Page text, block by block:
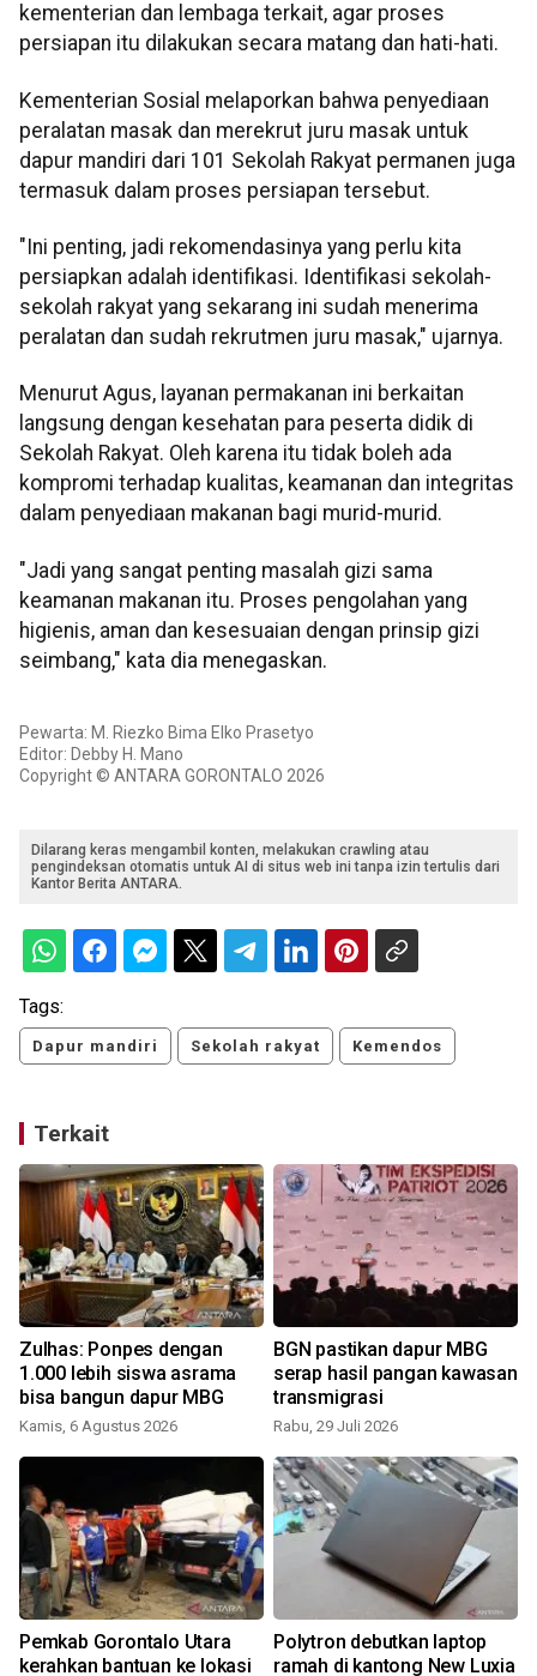
kementerian dan lembaga terkait, agar proses
persiapan itu dilakukan secara matang dan hati-hati.
Kementerian Sosial melaporkan bahwa penyediaan
peralatan masak dan merekrut juru masak untuk
dapur mandiri dari 101 Sekolah Rakyat permanen juga
termasuk dalam proses persiapan tersebut.
"Ini penting, jadi rekomendasinya yang perlu kita
persiapkan adalah identifikasi. Identifikasi sekolah-
sekolah rakyat yang sekarang ini sudah menerima
peralatan dan sudah rekrutmen juru masak," ujarnya.
Menurut Agus, layanan permakanan ini berkaitan
langsung dengan kesehatan para peserta didik di
Sekolah Rakyat. Oleh karena itu tidak boleh ada
kompromi terhadap kualitas, keamanan dan integritas
dalam penyediaan makanan bagi murid-murid.
"Jadi yang sangat penting masalah gizi sama
keamanan makanan itu. Proses pengolahan yang
higienis, aman dan kesesuaian dengan prinsip gizi
seimbang," kata dia menegaskan.
Pewarta: M. Riezko Bima Elko Prasetyo
Editor: Debby H. Mano
Copyright © ANTARA GORONTALO 2026
Dilarang keras mengambil konten, melakukan crawling atau
pengindeksan otomatis untuk AI di situs web ini tanpa izin tertulis dari
Kantor Berita ANTARA.
Tags:
Dapur mandiri Sekolah rakyat Kemendos
Terkait
Zulhas: Ponpes dengan
1.000 lebih siswa asrama
bisa bangun dapur MBG
Kamis, 6 Agustus 2026
BGN pastikan dapur MBG
serap hasil pangan kawasan
transmigrasi
Rabu, 29 Juli 2026
Pemkab Gorontalo Utara
kerahkan bantuan ke lokasi
Polytron debutkan laptop
ramah di kantong New Luxia